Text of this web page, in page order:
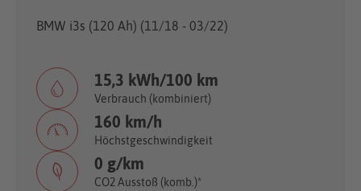
BMW i3s (120 Ah) (11/18 - 03/22)
15,3 kWh/100 km
Verbrauch (kombiniert)
160 km/h
Höchstgeschwindigkeit
0 g/km
CO2 Ausstoß (komb.)*